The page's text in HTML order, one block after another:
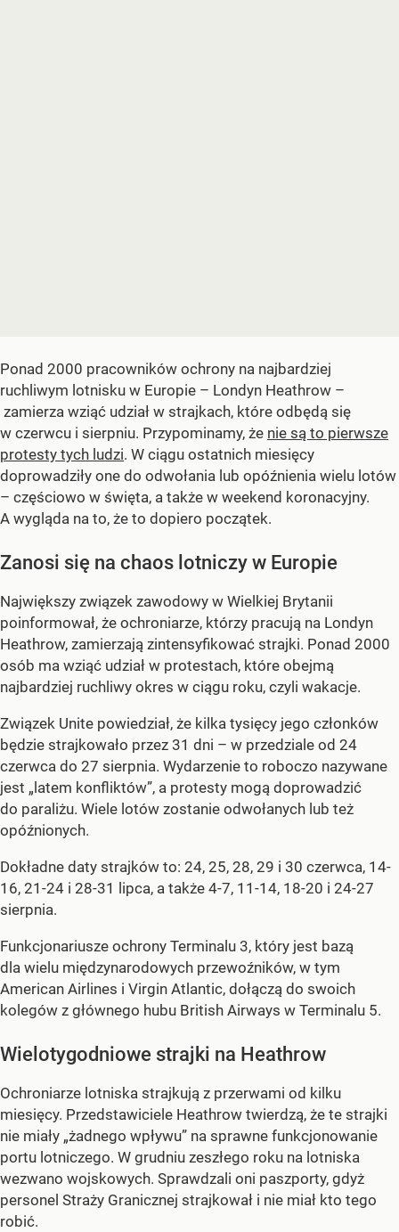
Ponad 2000 pracowników ochrony na najbardziej
ruchliwym lotnisku w Europie – Londyn Heathrow –
zamierza wziąć udział w strajkach, które odbędą się
w czerwcu i sierpniu. Przypominamy, że nie są to pierwsze
protesty tych ludzi. W ciągu ostatnich miesięcy
doprowadziły one do odwołania lub opóźnienia wielu lotów
– częściowo w święta, a także w weekend koronacyjny.
A wygląda na to, że to dopiero początek.
Zanosi się na chaos lotniczy w Europie
Największy związek zawodowy w Wielkiej Brytanii
poinformował, że ochroniarze, którzy pracują na Londyn
Heathrow, zamierzają zintensyfikować strajki. Ponad 2000
osób ma wziąć udział w protestach, które obejmą
najbardziej ruchliwy okres w ciągu roku, czyli wakacje.
Związek Unite powiedział, że kilka tysięcy jego członków
będzie strajkowało przez 31 dni – w przedziale od 24
czerwca do 27 sierpnia. Wydarzenie to roboczo nazywane
jest „latem konfliktów”, a protesty mogą doprowadzić
do paraliżu. Wiele lotów zostanie odwołanych lub też
opóźnionych.
Dokładne daty strajków to: 24, 25, 28, 29 i 30 czerwca, 14-
16, 21-24 i 28-31 lipca, a także 4-7, 11-14, 18-20 i 24-27
sierpnia.
Funkcjonariusze ochrony Terminalu 3, który jest bazą
dla wielu międzynarodowych przewoźników, w tym
American Airlines i Virgin Atlantic, dołączą do swoich
kolegów z głównego hubu British Airways w Terminalu 5.
Wielotygodniowe strajki na Heathrow
Ochroniarze lotniska strajkują z przerwami od kilku
miesięcy. Przedstawiciele Heathrow twierdzą, że te strajki
nie miały „żadnego wpływu” na sprawne funkcjonowanie
portu lotniczego. W grudniu zeszłego roku na lotniska
wezwano wojskowych. Sprawdzali oni paszporty, gdyż
personel Straży Granicznej strajkował i nie miał kto tego
robić.